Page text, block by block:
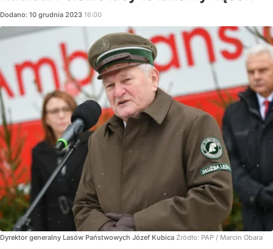
Dodano: 10 grudnia 2023 16:00
Dyrektor generalny Lasów Państwowych Józef Kubica Źródło: PAP / Marcin Obara